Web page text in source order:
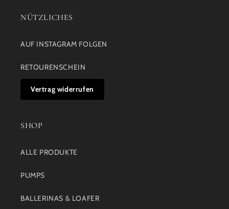
NÜTZLICHES
AUF INSTAGRAM FOLGEN
RETOURENSCHEIN
Vertrag widerrufen
SHOP
ALLE PRODUKTE
PUMPS
BALLERINAS & LOAFER